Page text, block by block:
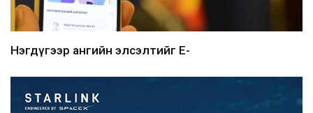
Нэгдүгээр ангийн элсэлтийг E-